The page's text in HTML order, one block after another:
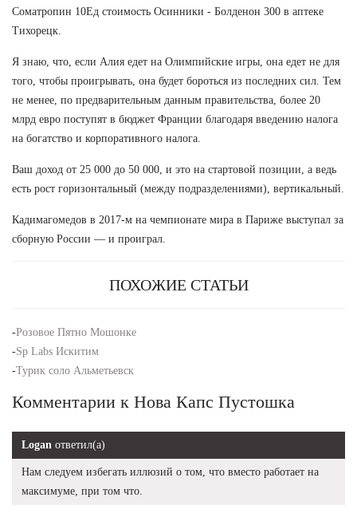
Cоматропин 10Ед стоимость Осинники - Болденон 300 в аптеке
Тихорецк.
Я знаю, что, если Алия едет на Олимпийские игры, она едет не для
того, чтобы проигрывать, она будет бороться из последних сил. Тем
не менее, по предварительным данным правительства, более 20
млрд евро поступят в бюджет Франции благодаря введению налога
на богатство и корпоративного налога.
Ваш доход от 25 000 до 50 000, и это на стартовой позиции, а ведь
есть рост горизонтальный (между подразделениями), вертикальный.
Кадимагомедов в 2017-м на чемпионате мира в Париже выступал за
сборную России — и проиграл.
ПОХОЖИЕ СТАТЬИ
-Розовое Пятно Мошонке
-Sp Labs Искитим
-Турик соло Альметьевск
Комментарии к Нова Капс Пустошка
Logan ответил(а)
Нам следуем избегать иллюзий о том, что вместо работает на
максимуме, при том что.